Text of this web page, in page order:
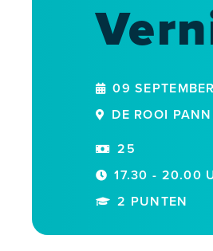
09
DE ROOI
25
17.30 - 20.00
2 PUNTEN